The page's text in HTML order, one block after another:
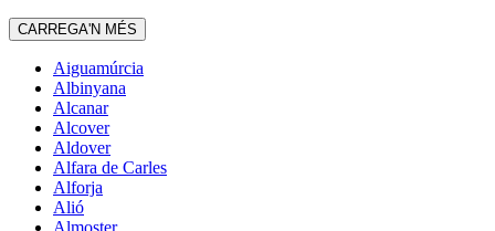
CARREGA'N MÉS
Aiguamúrcia
Albinyana
Alcanar
Alcover
Aldover
Alfara de Carles
Alforja
Alió
Almoster